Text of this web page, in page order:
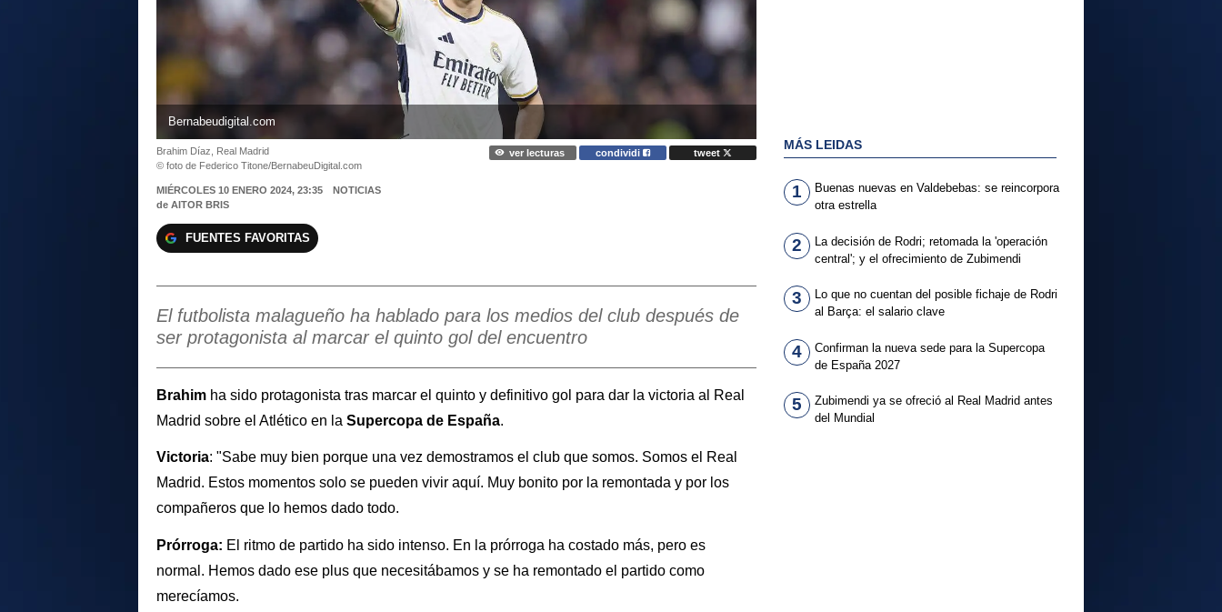
Bernabeudigital.com
Brahim Díaz, Real Madrid
© foto de Federico Titone/BernabeuDigital.com
ver lecturas condividi tweet
MIÉRCOLES 10 ENERO 2024, 23:35
NOTICIAS
de AITOR BRIS
FUENTES FAVORITAS
El futbolista malagueño ha hablado para los medios del club después de
ser protagonista al marcar el quinto gol del encuentro
Brahim ha sido protagonista tras marcar el quinto y definitivo gol para dar la victoria al Real
Madrid sobre el Atlético en la Supercopa de España.
Victoria: "Sabe muy bien porque una vez demostramos el club que somos. Somos el Real
Madrid. Estos momentos solo se pueden vivir aquí. Muy bonito por la remontada y por los
compañeros que lo hemos dado todo.
Prórroga: El ritmo de partido ha sido intenso. En la prórroga ha costado más, pero es
normal. Hemos dado ese plus que necesitábamos y se ha remontado el partido como
merecíamos.
MÁS LEIDAS
1
Buenas nuevas en Valdebebas: se reincorpora
otra estrella
2
La decisión de Rodri; retomada la 'operación
central'; y el ofrecimiento de Zubimendi
3
Lo que no cuentan del posible fichaje de Rodri
al Barça: el salario clave
4
Confirman la nueva sede para la Supercopa
de España 2027
5
Zubimendi ya se ofreció al Real Madrid antes
del Mundial